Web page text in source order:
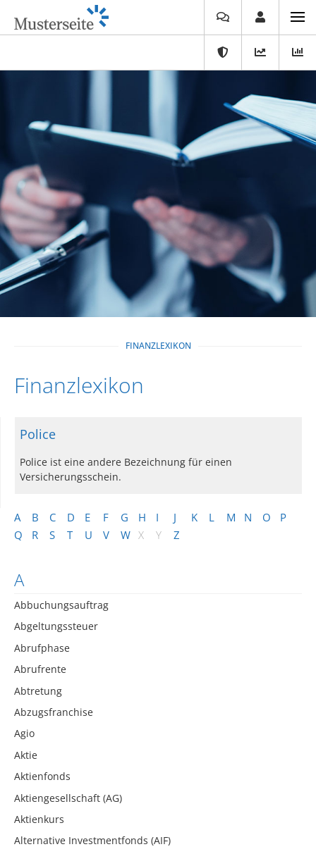
FINANZLEXIKON
Finanzlexikon
A B C D E F G H I J K L M N O
P
Q
R S T U V W X Y Z
A
Abbuchungsauftrag
Abgeltungssteuer
Abrufphase
Abrufrente
Abtretung
Abzugsfranchise
Agio
Aktie
Aktienfonds
Aktiengesellschaft (AG)
Aktienkurs
Alternative Investmentfonds (AIF)
Police
Police ist eine andere Bezeichnung für einen
Versicherungsschein.